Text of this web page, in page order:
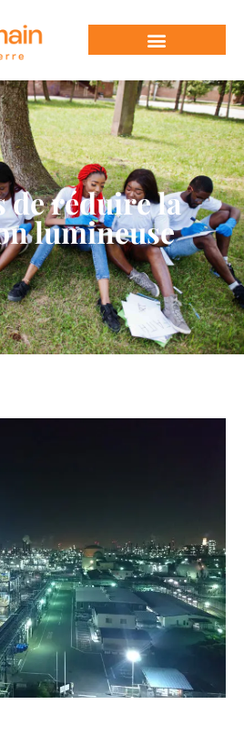
de réduire la
lumineuse